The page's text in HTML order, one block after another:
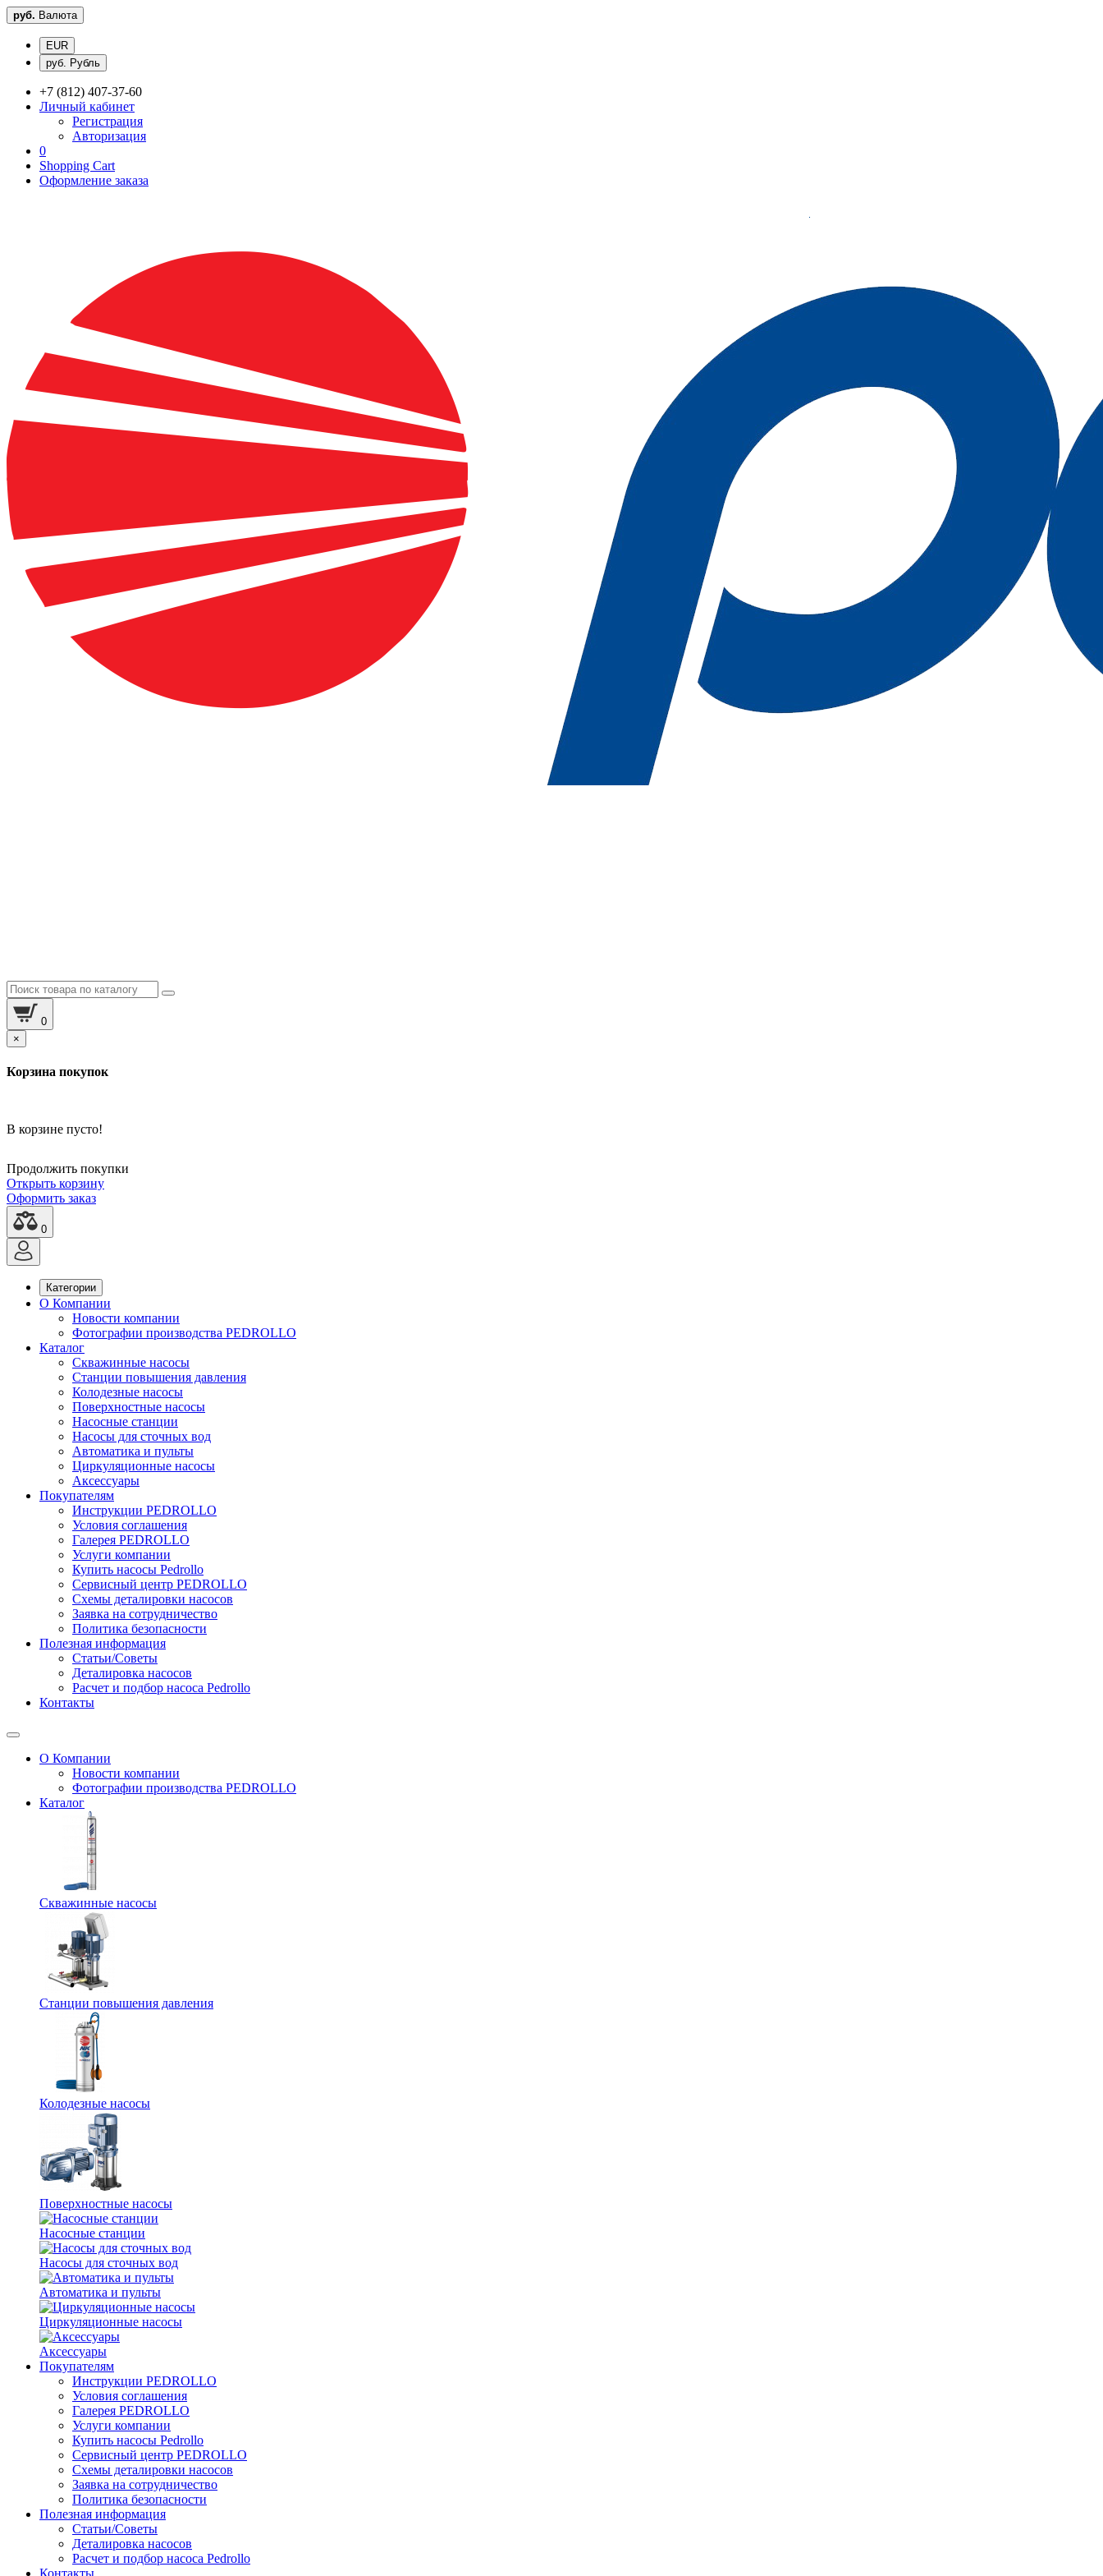
руб. Валюта
EUR
руб. Рубль
+7 (812) 407-37-60
Личный кабинет
Регистрация
Авторизация
0
Shopping Cart
Оформление заказа
0
×
Корзина покупок
В корзине пусто!
Продолжить покупки
Открыть корзину
Оформить заказ
0
Категории
О Компании
Новости компании
Фотографии производства PEDROLLO
Каталог
Скважинные насосы
Станции повышения давления
Колодезные насосы
Поверхностные насосы
Насосные станции
Насосы для сточных вод
Автоматика и пульты
Циркуляционные насосы
Аксессуары
Покупателям
Инструкции PEDROLLO
Условия соглашения
Галерея PEDROLLO
Услуги компании
Купить насосы Pedrollo
Сервисный центр PEDROLLO
Схемы деталировки насосов
Заявка на сотрудничество
Политика безопасности
Полезная информация
Статьи/Советы
Деталировка насосов
Расчет и подбор насоса Pedrollo
Контакты
О Компании
Новости компании
Фотографии производства PEDROLLO
Каталог
Скважинные насосы
Станции повышения давления
Колодезные насосы
Поверхностные насосы
Насосные станции
Насосы для сточных вод
Автоматика и пульты
Циркуляционные насосы
Аксессуары
Покупателям
Инструкции PEDROLLO
Условия соглашения
Галерея PEDROLLO
Услуги компании
Купить насосы Pedrollo
Сервисный центр PEDROLLO
Схемы деталировки насосов
Заявка на сотрудничество
Политика безопасности
Полезная информация
Статьи/Советы
Деталировка насосов
Расчет и подбор насоса Pedrollo
Контакты